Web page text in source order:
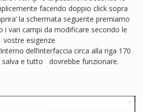
facendo doppio click sopra
la schermata seguente premiamo
i vari campi da modificare secondo le
vostre esigenze
dell’interfaccia circa alla riga 170 .
e tutto dovrebbe funzionare.